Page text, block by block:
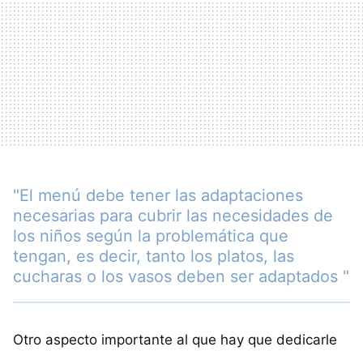
"El menú debe tener las adaptaciones
necesarias para cubrir las necesidades de
los niños según la problemática que
tengan, es decir, tanto los platos, las
cucharas o los vasos deben ser adaptados "
Otro aspecto importante al que hay que dedicarle